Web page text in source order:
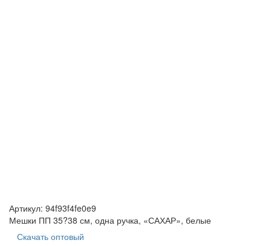
Артикул: 94f93f4fe0e9
Мешки ПП 35?38 см, одна ручка, «САХАР», белые
Скачать оптовый